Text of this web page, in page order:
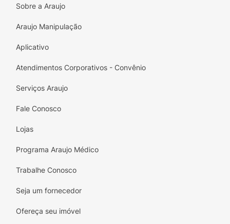
Sobre a Araujo
Araujo Manipulação
Aplicativo
Atendimentos Corporativos - Convênio
Serviços Araujo
Fale Conosco
Lojas
Programa Araujo Médico
Trabalhe Conosco
Seja um fornecedor
Ofereça seu imóvel